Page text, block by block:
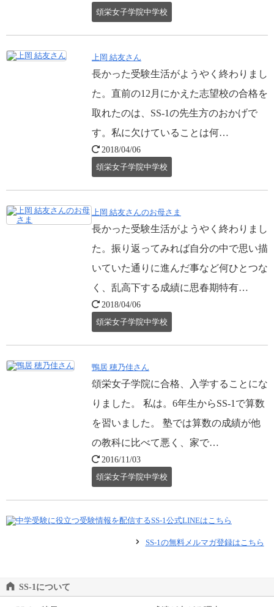
頌栄女子学院中学校
上岡 結友さん
長かった受験生活がようやく終わりまし
た。直前の12月にかえた志望校の合格を
取れたのは、SS-1の先生方のおかげで
す。私に欠けていることは何…
2018/04/06
頌栄女子学院中学校
上岡 結友さんのお母さま
長かった受験生活がようやく終わりまし
た。振り返ってみれば自分の中で思い描
いていた通りに進んだ事など何ひとつな
く、乱高下する成績に思春期特有…
2018/04/06
頌栄女子学院中学校
鴨居 穂乃佳さん
頌栄女子学院に合格、入学することにな
りました。 私は。6年生からSS-1で算数
を習いました。 塾では算数の成績が他
の教科に比べて悪く、家で…
2016/11/03
頌栄女子学院中学校
SS-1の無料メルマガ登録はこちら
SS-1について